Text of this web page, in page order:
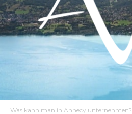
Was kann man in Annecy unternehmen?